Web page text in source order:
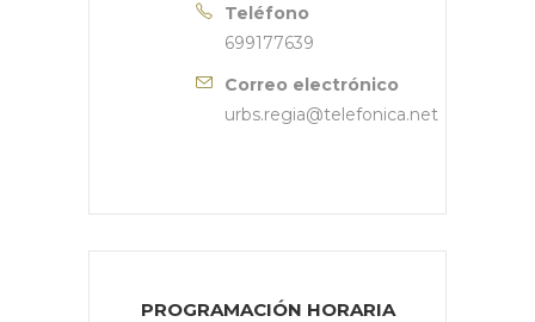
Teléfono
699177639
Correo electrónico
urbs.regia@telefonica.net
PROGRAMACIÓN HORARIA